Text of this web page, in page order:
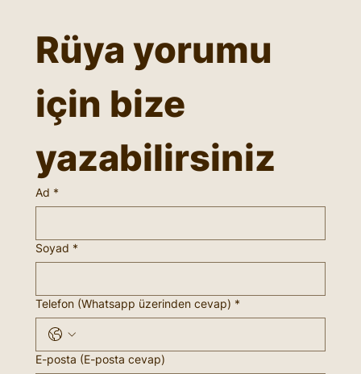
Rüya yorumu
için bize
yazabilirsiniz
Ad *
Soyad *
Telefon (Whatsapp üzerinden cevap) *
E-posta (E-posta cevap)